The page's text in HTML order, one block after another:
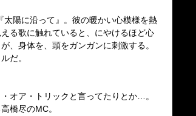
陽に沿って』。彼の暖かい心模様を熱
る歌に触れていると、にやけるほど心
、身体を、頭をガンガンに刺激する。
だ。
オア・トリックと言ってたりとか…。
橋尽のMC。